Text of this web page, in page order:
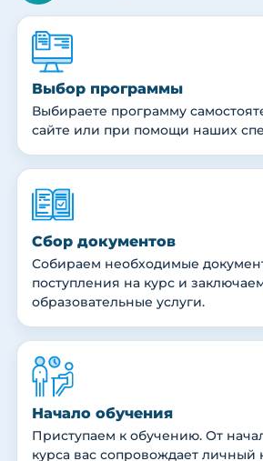
Выбор программы
Выбираете программу
сайте или при помощи наших
Сбор документов
Собираем необходимые
поступления на курс и
образовательные услуги.
Начало обучения
Приступаем к обучению. От
курса вас сопровождает личный